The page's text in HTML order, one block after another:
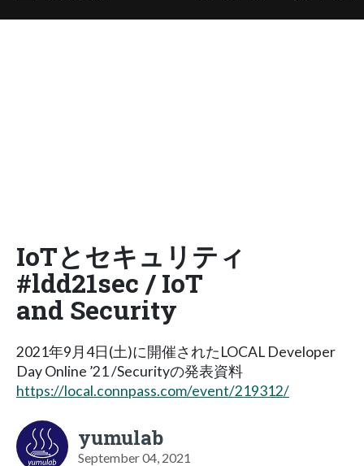
IoTとセキュリティ
#ldd21sec / IoT
and Security
2021年9月4日(土)に開催されたLOCAL Developer
Day Online ’21 /Securityの発表資料
https://local.connpass.com/event/219312/
yumulab
September 04, 2021